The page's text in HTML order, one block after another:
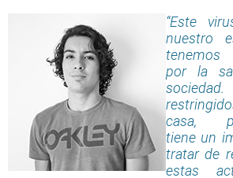
“Este
nuestro
tenemos
por la
casa,
tiene un
tratar de
estas